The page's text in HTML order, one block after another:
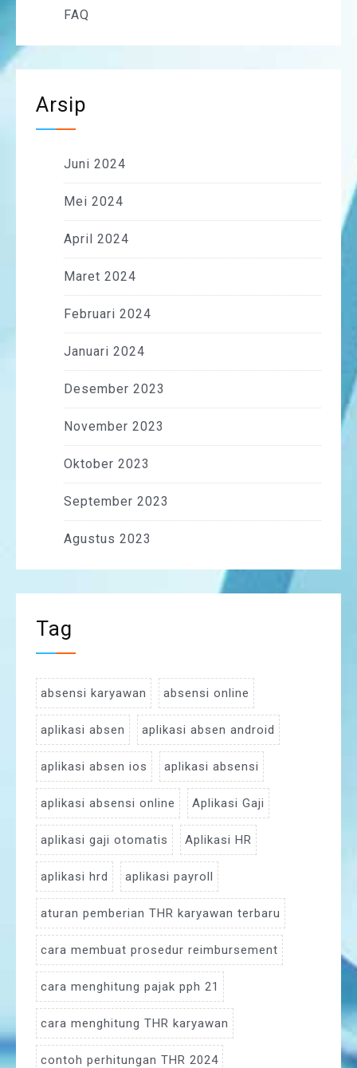
FAQ
Arsip
Juni 2024
Mei 2024
April 2024
Maret 2024
Februari 2024
Januari 2024
Desember 2023
November 2023
Oktober 2023
September 2023
Agustus 2023
Tag
absensi karyawan absensi online
aplikasi absen aplikasi absen android
aplikasi absen ios aplikasi absensi
aplikasi absensi online Aplikasi Gaji
aplikasi gaji otomatis Aplikasi HR
aplikasi hrd aplikasi payroll
aturan pemberian THR karyawan terbaru
cara membuat prosedur reimbursement
cara menghitung pajak pph 21
cara menghitung THR karyawan
contoh perhitungan THR 2024